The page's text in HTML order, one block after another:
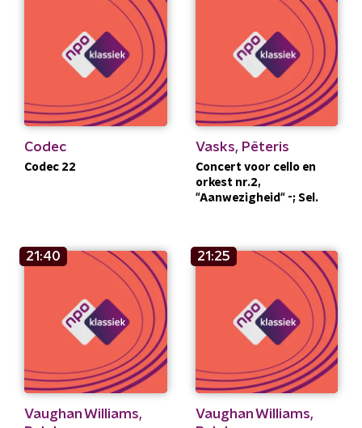
Codec
Codec 22
Vasks, Pēteris
Concert voor cello en
orkest nr.2,
"Aanwezigheid" -; Sel.
21:40
Vaughan Williams,
21:25
Vaughan Williams,